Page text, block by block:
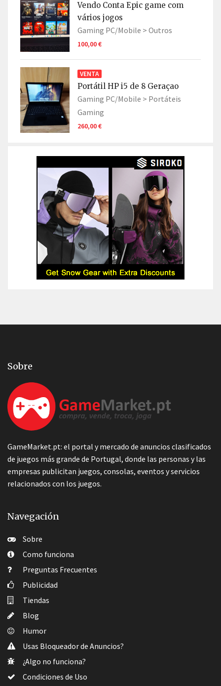
Vendo Conta Epic game com
vários jogos
Gaming PC/Mobile > Outros
100,00 €
VENTA
Portátil HP i5 de 8 Geraçao
Gaming PC/Mobile > Portáteis
Gaming
260,00 €
Sobre
GameMarket.pt: el portal y mercado de anuncios clasificados
de juegos más grande de Portugal, donde las personas y las
empresas publicitan juegos, consolas, eventos y servicios
relacionados con los juegos.
Navegación
Sobre
Como funciona
Preguntas Frecuentes
Publicidad
Tiendas
Blog
Humor
Usas Bloqueador de Anuncios?
¿Algo no funciona?
Condiciones de Uso